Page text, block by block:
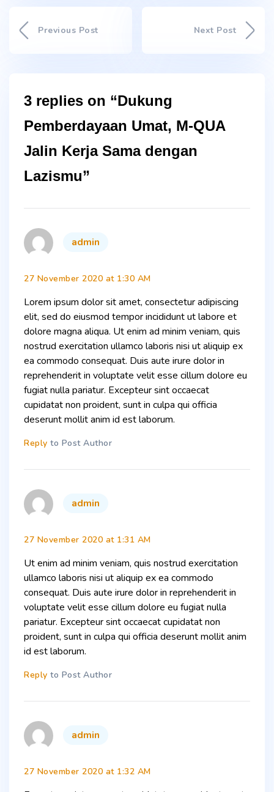
Previous Post Next Post
3 replies on “Dukung
Pemberdayaan Umat, M-QUA
Jalin Kerja Sama dengan
Lazismu”
admin
27 November 2020 at 1:30 AM
Lorem ipsum dolor sit amet, consectetur adipiscing
elit, sed do eiusmod tempor incididunt ut labore et
dolore magna aliqua. Ut enim ad minim veniam, quis
nostrud exercitation ullamco laboris nisi ut aliquip ex
ea commodo consequat. Duis aute irure dolor in
reprehenderit in voluptate velit esse cillum dolore eu
fugiat nulla pariatur. Excepteur sint occaecat
cupidatat non proident, sunt in culpa qui officia
deserunt mollit anim id est laborum.
Reply to Post Author
admin
27 November 2020 at 1:31 AM
Ut enim ad minim veniam, quis nostrud exercitation
ullamco laboris nisi ut aliquip ex ea commodo
consequat. Duis aute irure dolor in reprehenderit in
voluptate velit esse cillum dolore eu fugiat nulla
pariatur. Excepteur sint occaecat cupidatat non
proident, sunt in culpa qui officia deserunt mollit anim
id est laborum.
Reply to Post Author
admin
27 November 2020 at 1:32 AM